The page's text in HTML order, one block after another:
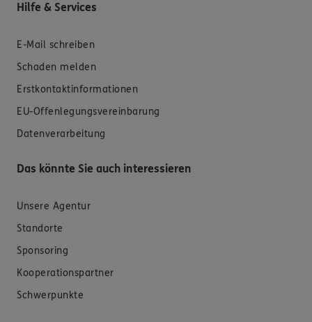
Hilfe & Services
E-Mail schreiben
Schaden melden
Erstkontaktinformationen
EU-Offenlegungsvereinbarung
Datenverarbeitung
Das könnte Sie auch interessieren
Unsere Agentur
Standorte
Sponsoring
Kooperationspartner
Schwerpunkte